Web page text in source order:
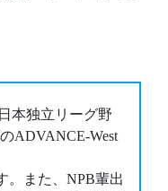
本独立リーグ野
ADVANCE-West
。また、NPB輩出